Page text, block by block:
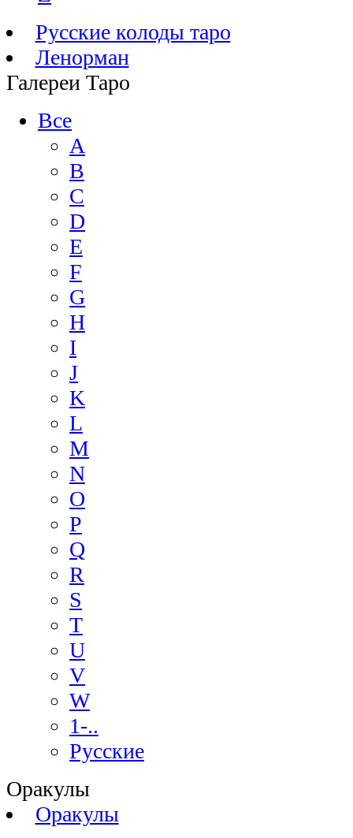
Русские колоды таро
Ленорман
Галереи Таро
Все
A
B
C
D
E
F
G
H
I
J
K
L
M
N
O
P
Q
R
S
T
U
V
W
1-..
Русские
Оракулы
Оракулы